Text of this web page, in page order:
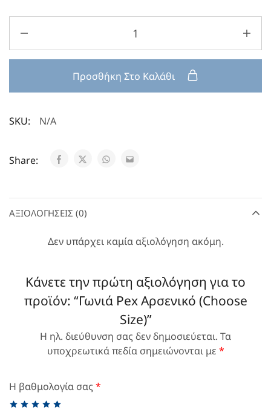
Προσθήκη Στο Καλάθι
SKU: N/A
Share:
ΑΞΙΟΛΟΓΉΣΕΙΣ (0)
Δεν υπάρχει καμία αξιολόγηση ακόμη.
Κάνετε την πρώτη αξιολόγηση για το
προϊόν: “Γωνιά Pex Αρσενικό (Choose
Size)”
Η ηλ. διεύθυνση σας δεν δημοσιεύεται. Τα
υποχρεωτικά πεδία σημειώνονται με *
Η βαθμολογία σας *